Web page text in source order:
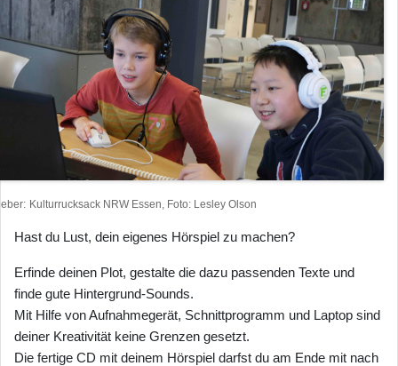
Kulturrucksack NRW Essen, Foto: Lesley Olson
Hast du Lust, dein eigenes Hörspiel zu machen?
Erfinde deinen Plot, gestalte die dazu passenden Texte und
finde gute Hintergrund-Sounds.
Mit Hilfe von Aufnahmegerät, Schnittprogramm und Laptop sind
deiner Kreativität keine Grenzen gesetzt.
Die fertige CD mit deinem Hörspiel darfst du am Ende mit nach